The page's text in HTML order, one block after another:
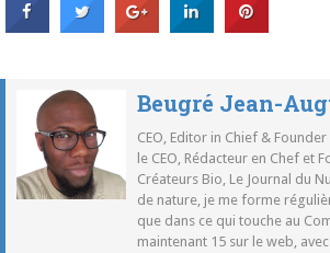
Beugré Jean-
CEO, Editor in Chief &
le CEO, Rédacteur en Chef et
Créateurs Bio, Le Journal du
de nature, je me forme
que dans ce qui touche au
maintenant 15 sur le web,